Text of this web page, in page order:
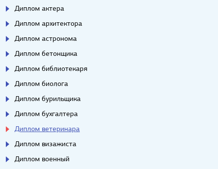
Диплом актера
Диплом архитектора
Диплом астронома
Диплом бетонщика
Диплом библиотекаря
Диплом биолога
Диплом бурильщика
Диплом бухгалтера
Диплом ветеринара
Диплом визажиста
Диплом военный